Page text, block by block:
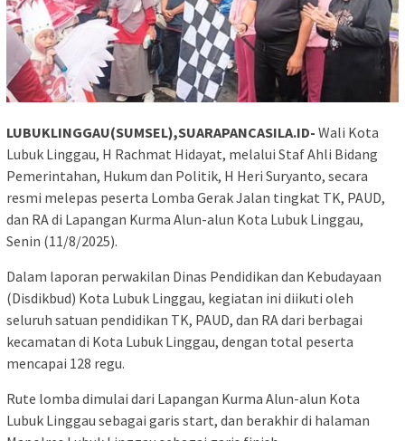
LUBUKLINGGAU(SUMSEL),SUARAPANCASILA.ID- Wali Kota
Lubuk Linggau, H Rachmat Hidayat, melalui Staf Ahli Bidang
Pemerintahan, Hukum dan Politik, H Heri Suryanto, secara
resmi melepas peserta Lomba Gerak Jalan tingkat TK, PAUD,
dan RA di Lapangan Kurma Alun-alun Kota Lubuk Linggau,
Senin (11/8/2025).
Dalam laporan perwakilan Dinas Pendidikan dan Kebudayaan
(Disdikbud) Kota Lubuk Linggau, kegiatan ini diikuti oleh
seluruh satuan pendidikan TK, PAUD, dan RA dari berbagai
kecamatan di Kota Lubuk Linggau, dengan total peserta
mencapai 128 regu.
Rute lomba dimulai dari Lapangan Kurma Alun-alun Kota
Lubuk Linggau sebagai garis start, dan berakhir di halaman